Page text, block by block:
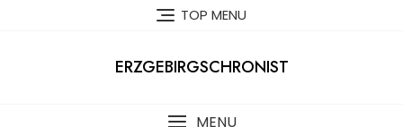
TOP MENU
ERZGEBIRGSCHRONIST
MENU